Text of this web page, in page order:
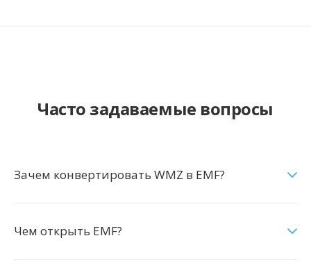
Часто задаваемые вопросы
Зачем конвертировать WMZ в EMF?
Чем открыть EMF?